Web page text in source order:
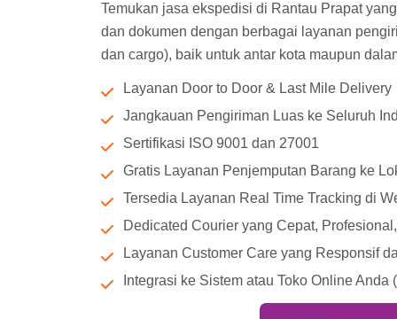
Temukan jasa ekspedisi di Rantau Prapat
dan dokumen dengan berbagai layanan
dan cargo), baik untuk antar kota maupun
Layanan Door to Door & Last Mile Delivery
Jangkauan Pengiriman Luas ke Seluruh
Sertifikasi ISO 9001 dan 27001
Gratis Layanan Penjemputan Barang ke
Tersedia Layanan Real Time Tracking di
Dedicated Courier yang Cepat,
Layanan Customer Care yang Responsif
Integrasi ke Sistem atau Toko Online Anda